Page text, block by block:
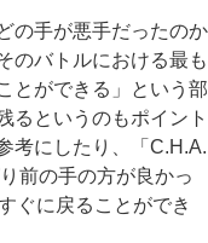
の手が悪手だったのか
のバトルにおける最も
とができる」という部
るというのもポイント
考にしたり、「C.H.A.
前の手の方が良かっ
ぐに戻ることができ